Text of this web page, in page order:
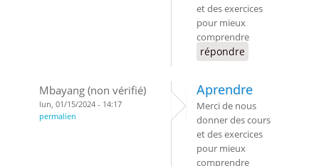
et des exercices
pour mieux
comprendre
répondre
Mbayang (non vérifié)
lun, 01/15/2024 - 14:17
permalien
Aprendre
Merci de nous
donner des cours
et des exercices
pour mieux
comprendre